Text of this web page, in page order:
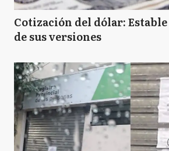
Cotización del dólar:
de sus versiones